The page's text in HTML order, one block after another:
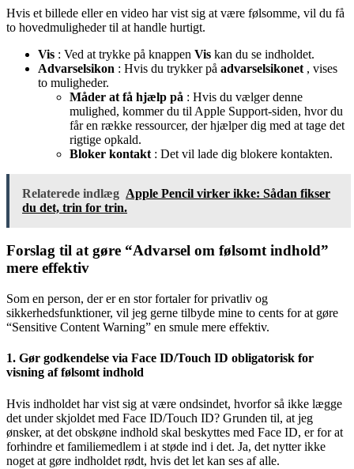
Hvis et billede eller en video har vist sig at være følsomme, vil du få
to hovedmuligheder til at handle hurtigt.
Vis : Ved at trykke på knappen Vis kan du se indholdet.
Advarselsikon : Hvis du trykker på advarselsikonet , vises
to muligheder.
Måder at få hjælp på : Hvis du vælger denne
mulighed, kommer du til Apple Support-siden, hvor du
får en række ressourcer, der hjælper dig med at tage det
rigtige opkald.
Bloker kontakt : Det vil lade dig blokere kontakten.
Relaterede indlæg Apple Pencil virker ikke: Sådan fikser
du det, trin for trin.
Forslag til at gøre “Advarsel om følsomt indhold”
mere effektiv
Som en person, der er en stor fortaler for privatliv og
sikkerhedsfunktioner, vil jeg gerne tilbyde mine to cents for at gøre
“Sensitive Content Warning” en smule mere effektiv.
1. Gør godkendelse via Face ID/Touch ID obligatorisk for
visning af følsomt indhold
Hvis indholdet har vist sig at være ondsindet, hvorfor så ikke lægge
det under skjoldet med Face ID/Touch ID? Grunden til, at jeg
ønsker, at det obskøne indhold skal beskyttes med Face ID, er for at
forhindre et familiemedlem i at støde ind i det. Ja, det nytter ikke
noget at gøre indholdet rødt, hvis det let kan ses af alle.